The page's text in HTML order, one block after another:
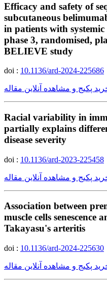
Efficacy and safety of
subcutaneous
in patients with
phase 3, randomised,
BELIEVE study
doi : 10.1136/ard-2024-225686
پکیج و مشاهده آنلاین مقاله
Racial variability in
partially explains
disease severity
doi : 10.1136/ard-2023-225458
پکیج و مشاهده آنلاین مقاله
Association between
muscle cells
Takayasu's arteritis
doi : 10.1136/ard-2024-225630
پکیج و مشاهده آنلاین مقاله